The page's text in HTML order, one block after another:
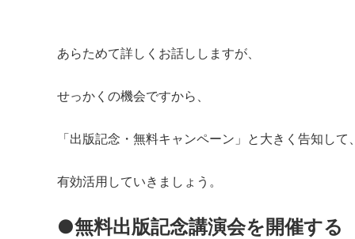
あらためて詳しくお話ししますが、
せっかくの機会ですから、
「出版記念・無料キャンペーン」と大きく告知して、
有効活用していきましょう。
●無料出版記念講演会を開催する